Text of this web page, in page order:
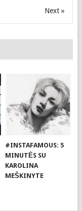
Next »
#INSTAFAMOUS: 5
MINUTĖS SU
KAROLINA
MEŠKINYTE